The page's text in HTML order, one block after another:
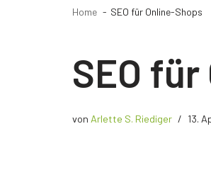
Google Tag Manager
Trainer
Home SEO für Online-Shops
SEO
von Arlette S. Riediger 13.